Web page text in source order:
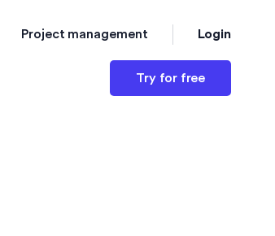
Project management Login
Try for free